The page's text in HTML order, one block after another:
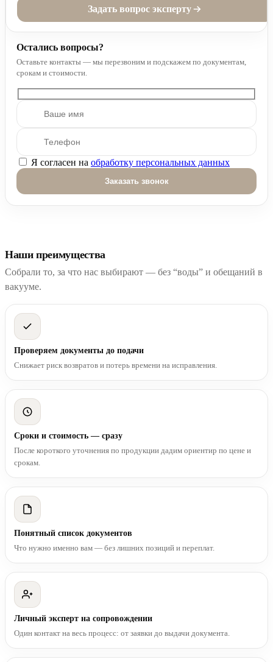
Задать вопрос эксперту
Остались вопросы?
Оставьте контакты — мы перезвоним и подскажем по документам,
срокам и стоимости.
Оставьте это поле пустым.
Я согласен на обработку персональных данных
Наши преимущества
Собрали то, за что нас выбирают — без “воды” и обещаний в
вакууме.
Проверяем документы до подачи
Снижает риск возвратов и потерь времени на исправления.
Сроки и стоимость — сразу
После короткого уточнения по продукции дадим ориентир по цене и
срокам.
Понятный список документов
Что нужно именно вам — без лишних позиций и переплат.
Личный эксперт на сопровождении
Один контакт на весь процесс: от заявки до выдачи документа.